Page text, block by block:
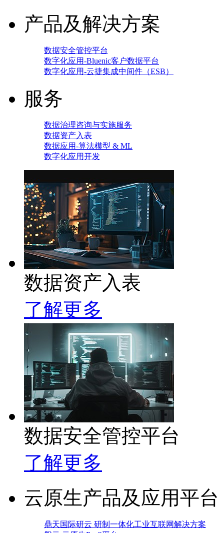
产品及解决方案
数据安全管控平台
数字化应用-Bluenic客户数据平台
数字化应用-云捷集成中间件（ESB）
服务
数据治理咨询与实施服务
数据资产入表
数据应用-算法模型 & ML
数字化应用开发
数据资产入表
了解更多
数据安全管控平台
了解更多
云原生产品及应用平台
鼎天国际研云 研制一体化工业互联网解决方案